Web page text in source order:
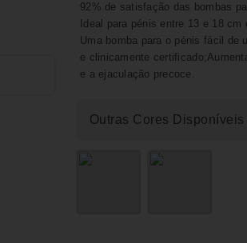
92% de satisfação das bombas
Ideal para pénis entre 13 e 18
Uma bomba para o pénis fácil de
e clinicamente
e a ejaculação precoce.
Outras Cores Disponíveis